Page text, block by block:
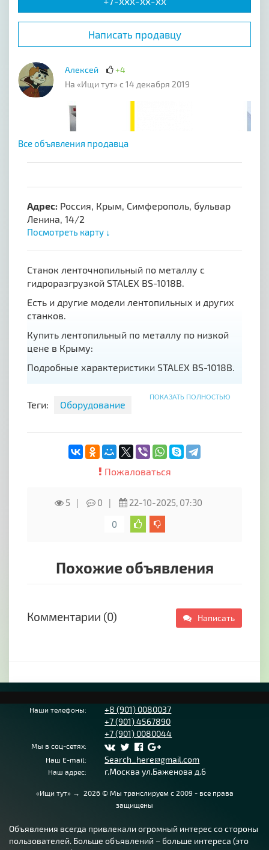
Написать продавцу
Алексей
+4
На «Ищи тут» с 14 декабря 2019
Все объявления продавца
Адрес: Россия, Крым, Симферополь, бульвар
Ленина, 14/2
Посмотреть карту ↓
Станок ленточнопильный по металлу с
гидроразгрузкой STALEX BS-1018B.
Есть и другие модели лентопильных и других
станков.
Купить лентопильный по металлу по низкой
цене в Крыму:
Подробные характеристики STALEX BS-1018B.
гидроразгрузкой
Возможность поворота
при 90°
400 мм
550х360 мм
при +45°
340 мм
400х340 мм
при +60°
150 мм
Скорость вращения
48, 70 м/мин
Зажим заготовки
ручной
фазный)
зубчатый
Размер упаковки
(фанерный ящик – одно
место)
2300х830х1580 мм
Масса нетто/брутто
580/710кг
Гарантия
1 год
дросселируемым гидравлическим цилиндром,
обеспечивающим скорость опускания пильной
ПОКАЗАТЬ ПОЛНОСТЬЮ
Теги: Оборудование
Пожаловаться
5 0
22-10-2025, 07:30
0
Похожие объявления
Комментарии (0) Написать
Наши телефоны:
+8 (901) 0080037
+7 (901) 4567890
+7 (901) 0080044
Мы в соц-сетях:
Наш E-mail:
Search_here@gmail.com
Наш адрес: г.Москва ул.Баженова д.6
«Ищи тут» → 2026© Мы транслируем с 2009 - все права
защищены
Объявления всегда привлекали огромный интерес со стороны
пользователей. Больше объявлений – больше интереса (это